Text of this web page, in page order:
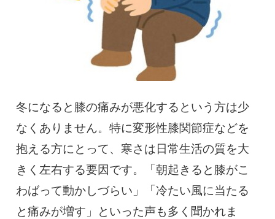
クリニック紹介
採用情報
治療電話相談はこちら
0120-117-560
※上記電話番号をタップで電話が繋がります
冬になると膝の痛みが悪化するという方は少
なくありません。特に変形性膝関節症などを
抱える方にとって、寒さは日常生活の質を大
きく左右する要因です。「朝起きると膝がこ
わばって動かしづらい」「冷たい風に当たる
と痛みが増す」といった声も多く聞かれま